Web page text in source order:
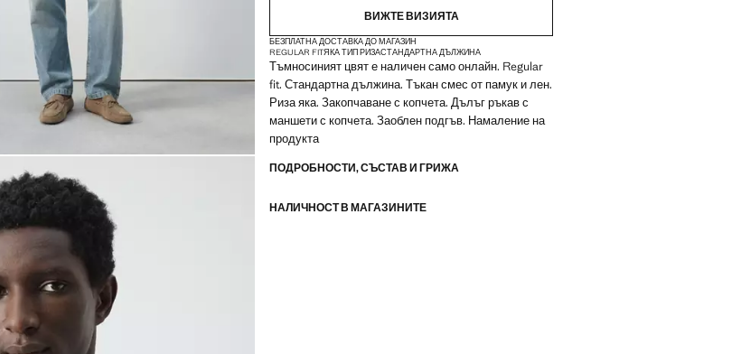
ВИЖТЕ ВИЗИЯТА
БЕЗПЛАТНА ДОСТАВКА ДО МАГАЗИН
REGULAR FITЯКА ТИП РИЗАСТАНДАРТНА ДЪЛЖИНА
Тъмносиният цвят е наличен само онлайн. Regular
fit. Стандартна дължина. Тъкан смес от памук и лен.
Риза яка. Закопчаване с копчета. Дълъг ръкав с
маншети с копчета. Заоблен подгъв. Намаление на
продукта
ПОДРОБНОСТИ, СЪСТАВ И ГРИЖА
НАЛИЧНОСТ В МАГАЗИНИТЕ